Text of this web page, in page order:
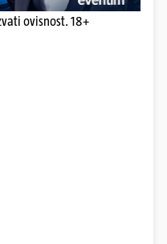
ovisnost. 18+